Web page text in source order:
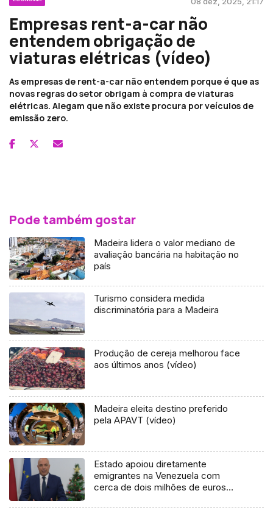
Empresas rent-a-car não
entendem obrigação de
viaturas elétricas (vídeo)
As empresas de rent-a-car não entendem porque é que as
novas regras do setor obrigam à compra de viaturas
elétricas. Alegam que não existe procura por veículos de
emissão zero.
Pode também gostar
Madeira lidera o valor mediano de
avaliação bancária na habitação no
país
Turismo considera medida
discriminatória para a Madeira
Produção de cereja melhorou face
aos últimos anos (vídeo)
Madeira eleita destino preferido
pela APAVT (vídeo)
Estado apoiou diretamente
emigrantes na Venezuela com
cerca de dois milhões de euros